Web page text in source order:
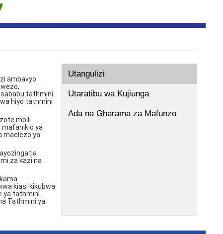
ambavyo
tathmini
hiyo tathmini
mbili
ya
maelezo ya
za kazi na
kiasi kikubwa
ya tathmini.
Tathmini ya
Utangulizi
Utaratibu wa Kujiunga
Ada na Gharama za Mafunzo